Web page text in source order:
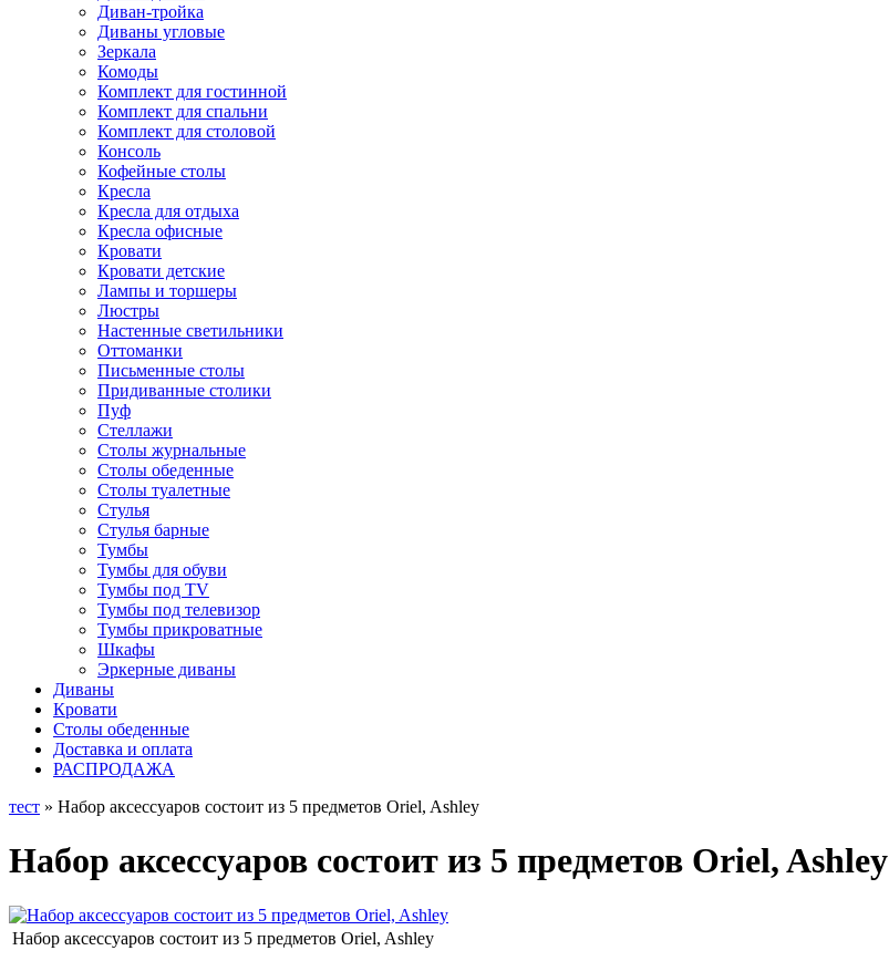
Диван-тройка
Диваны угловые
Зеркала
Комоды
Комплект для гостинной
Комплект для спальни
Комплект для столовой
Консоль
Кофейные столы
Кресла
Кресла для отдыха
Кресла офисные
Кровати
Кровати детские
Лампы и торшеры
Люстры
Настенные светильники
Оттоманки
Письменные столы
Придиванные столики
Пуф
Стеллажи
Столы журнальные
Столы обеденные
Столы туалетные
Стулья
Стулья барные
Тумбы
Тумбы для обуви
Тумбы под TV
Тумбы под телевизор
Тумбы прикроватные
Шкафы
Эркерные диваны
Диваны
Кровати
Столы обеденные
Доставка и оплата
РАСПРОДАЖА
тест » Набор аксессуаров состоит из 5 предметов Oriel, Ashley
Набор аксессуаров состоит из 5 предметов Oriel, Ashley
Набор аксессуаров состоит из 5 предметов Oriel, Ashley